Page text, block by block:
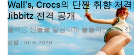
신발
Wall's, Crocs의 단짠 취향 저
Jibbitz 전격 공개
올여름 샌들을 달콤하게 물들이는 키치
Jul 8, 2026